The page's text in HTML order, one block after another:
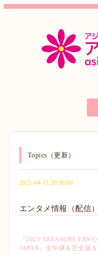
Topics（更新）
2025-04-15 20:30:00
エンタメ情報（配信
『2025 TREASURE FAN
JAPAN』生中継＆完全版